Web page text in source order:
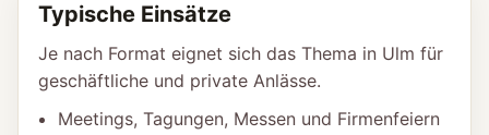
Typische Einsätze
Je nach Format eignet sich das Thema in Ulm für
geschäftliche und private Anlässe.
Meetings, Tagungen, Messen und Firmenfeiern